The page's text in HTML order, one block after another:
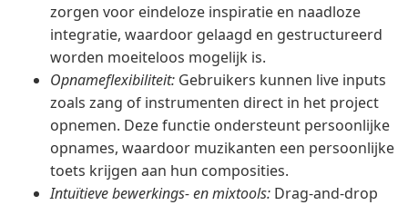
zorgen voor eindeloze inspiratie en naadloze
integratie, waardoor gelaagd en gestructureerd
worden moeiteloos mogelijk is.
Opnameflexibiliteit: Gebruikers kunnen live inputs
zoals zang of instrumenten direct in het project
opnemen. Deze functie ondersteunt persoonlijke
opnames, waardoor muzikanten een persoonlijke
toets krijgen aan hun composities.
Intuïtieve bewerkings- en mixtools: Drag-and-drop